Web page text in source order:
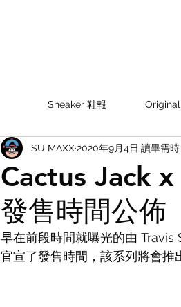
Sneaker 鞋報
Cactus Jack
發售時間公佈
SU MAXX2020年9月4日 讀畢需
早在前段時間就曝光的由
官宣了發售時間，該系列將會推